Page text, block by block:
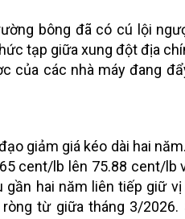
bông đã có cú lội
tạp giữa xung đột địa
của các nhà máy đang
giảm giá kéo dài hai
cent/lb lên 75.88 cent/lb
hai năm liên tiếp giữ vị
từ giữa tháng 3/2026.